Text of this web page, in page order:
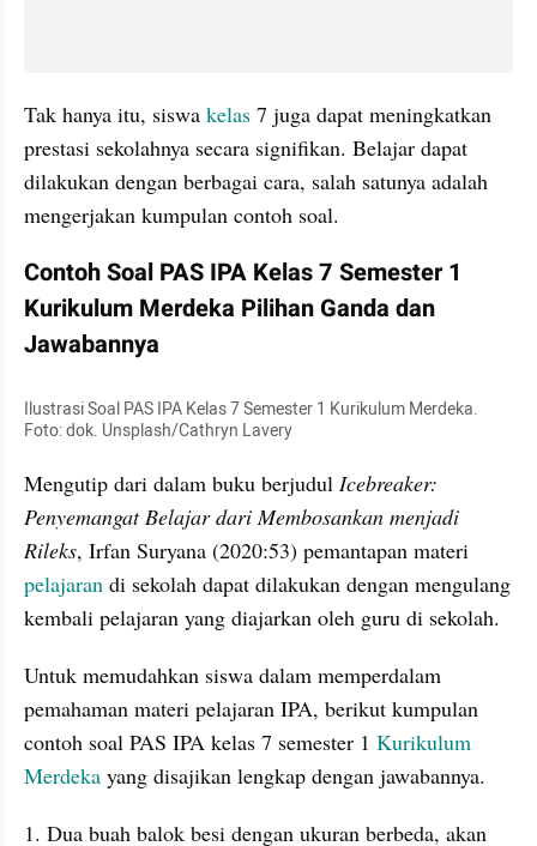
Tak hanya itu, siswa kelas 7 juga dapat meningkatkan
prestasi sekolahnya secara signifikan. Belajar dapat
dilakukan dengan berbagai cara, salah satunya adalah
mengerjakan kumpulan contoh soal.
Contoh Soal PAS IPA Kelas 7 Semester 1
Kurikulum Merdeka Pilihan Ganda dan
Jawabannya
Ilustrasi Soal PAS IPA Kelas 7 Semester 1 Kurikulum Merdeka.
Foto: dok. Unsplash/Cathryn Lavery
Mengutip dari dalam buku berjudul Icebreaker:
Penyemangat Belajar dari Membosankan menjadi
Rileks
pelajaran di sekolah dapat dilakukan dengan mengulang
kembali pelajaran yang diajarkan oleh guru di sekolah.
Untuk memudahkan siswa dalam memperdalam
pemahaman materi pelajaran IPA, berikut kumpulan
contoh soal PAS IPA kelas 7 semester 1 Kurikulum
Merdeka yang disajikan lengkap dengan jawabannya.
1. Dua buah balok besi dengan ukuran berbeda, akan